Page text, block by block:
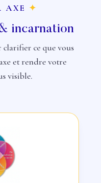
AXE ✦
incarnation
ce que vous
et rendre votre
visible.